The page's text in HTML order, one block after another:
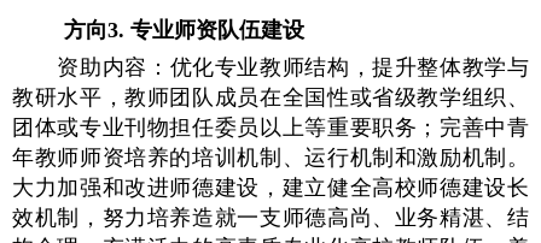
方向3. 专业师资队伍建设
资助内容：优化专业教师结构，提升整体教学与
教研水平，教师团队成员在全国性或省级教学组织、
团体或专业刊物担任委员以上等重要职务；完善中青
年教师师资培养的培训机制、运行机制和激励机制。
大力加强和改进师德建设，建立健全高校师德建设长
效机制，努力培养造就一支师德高尚、业务精湛、结